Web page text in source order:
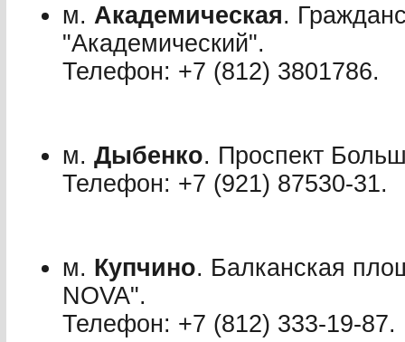
м. Академическая.
"Академический".
Телефон: +7 (812) 380­17­86.
м. Дыбенко. Проспект
Телефон: +7 (921) 875­30-31.
м. Купчино. Балканская
NOVA".
Телефон: +7 (812) 333-19-87.